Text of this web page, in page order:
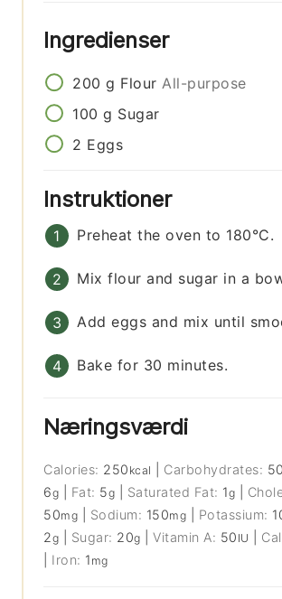
Ingredienser
200 g Flour All-purpose
100 g Sugar
2 Eggs
Instruktioner
Preheat the oven to 180°C.
Mix flour and sugar in a
Add eggs and mix until
Bake for 30 minutes.
Næringsværdi
Calories: 250 kcal Carbohydrates: 50
6g Fat: 5g Saturated Fat: 1g
50mg Sodium: 150mg Potassium:
2g Sugar: 20g |Vitamin A: 50 IU
Iron: 1 mg